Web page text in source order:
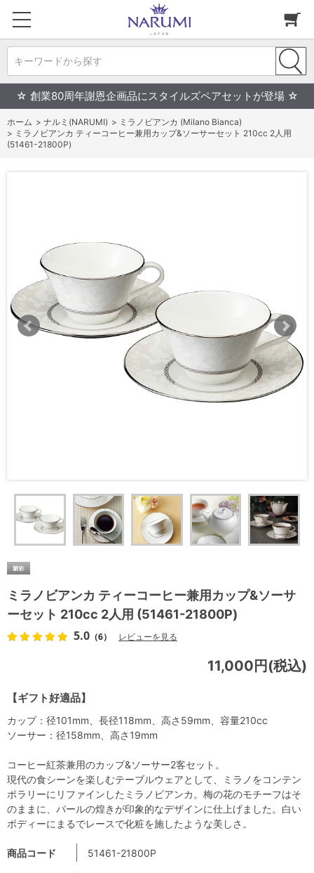
キーワードから探す
☆ 創業80周年謝恩企画品にスタイルズペアセットが登場 ☆
ホーム > ナルミ(NARUMI) > ミラノビアンカ (Milano Bianca)
> ミラノビアンカ ティーコーヒー兼用カップ&ソーサーセット 210cc 2人用
(51461-21800P)
ミラノビアンカ ティーコーヒー兼用カップ&ソーサ
ーセット 210cc 2人用 (51461-21800P)
5.0 （6） レビューを見る
【ギフト好適品】
11,000円(税込)
商品コード 51461-21800P
カップ：径101mm、長径118mm、高さ59mm、容量210cc
ソーサー：径158mm、高さ19mm
コーヒー紅茶兼用のカップ&ソーサー2客セット。
現代の食シーンを楽しむテーブルウェアとして、ミラノをコンテン
ポラリーにリファインしたミラノビアンカ。梅の花のモチーフはそ
のままに、パールの煌きが印象的なデザインに仕上げました。白い
ボディーにまるでレースで化粧を施したような美しさ。